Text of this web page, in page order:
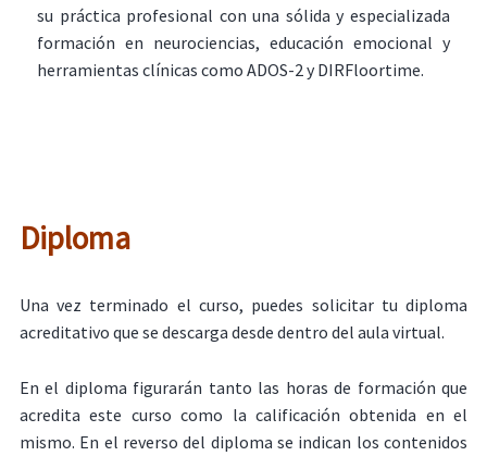
su práctica profesional con una sólida y especializada
formación en neurociencias, educación emocional y
herramientas clínicas como ADOS-2 y DIRFloortime.
Diploma
Una vez terminado el curso, puedes solicitar tu diploma
acreditativo que se descarga desde dentro del aula virtual.
En el diploma figurarán tanto las horas de formación que
acredita este curso como la calificación obtenida en el
mismo. En el reverso del diploma se indican los contenidos